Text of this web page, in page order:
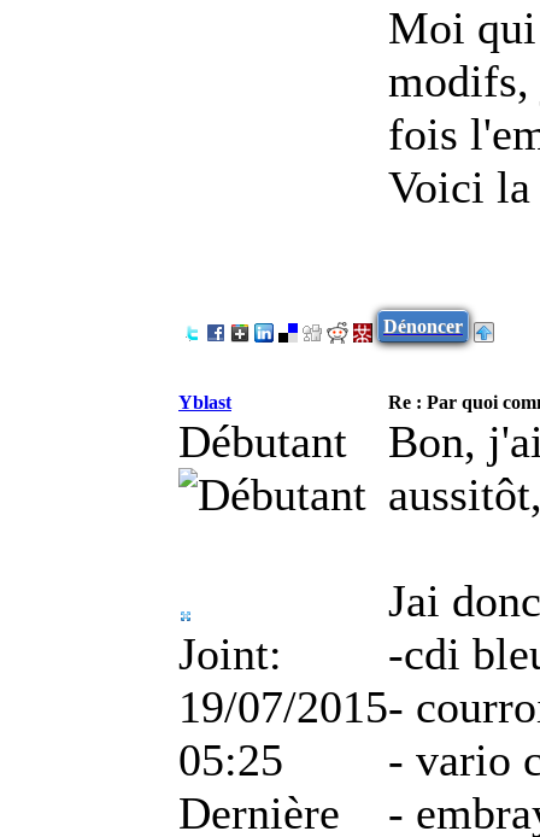
Moi qui
modifs,
fois
Voici la
Dénoncer
Yblast Re : Par quoi
Débutant
Joint:
19/07/2015
05:25
Dernière
Bon,
Jai
-cdi
-
- vario
-